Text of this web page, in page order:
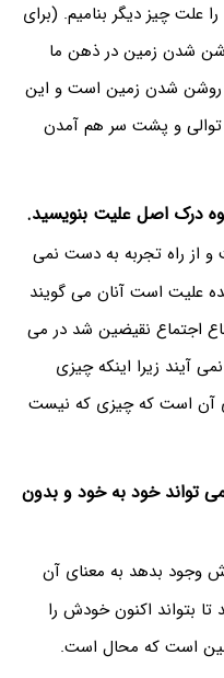
علت چیز دیگر بنامیم. (برای
شدن زمین در ذهن ما
روشن شدن زمین است و این
توالی و پشت سر هم آمدن
از راه تجربه به دست نمی
علیت است آنان می گویند
اجتماع نقیضین شد در می
آیند زیرا اینکه چیزی
آن است که چیزی که نیست
تواند خود به خود و بدون
وجود بدهد به معنای آن
بتواند اکنون خودش را
است که محال است.